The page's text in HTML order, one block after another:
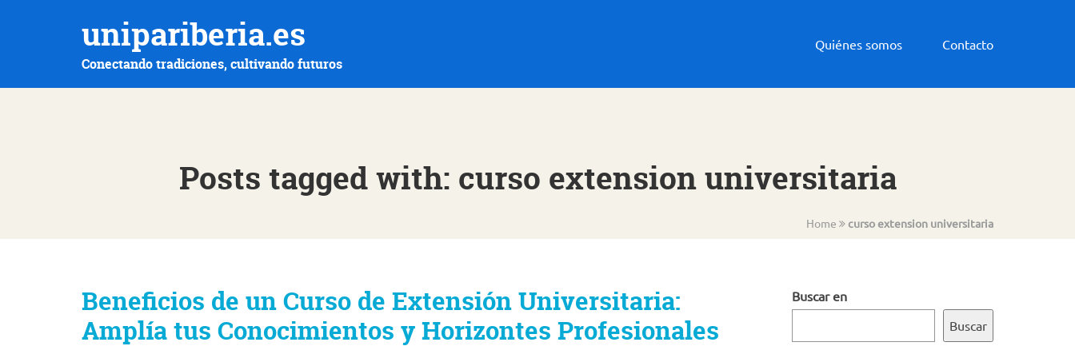
unipariberia.es
Conectando tradiciones, cultivando futuros
Quiénes somos Contacto
Posts tagged with: curso extension universitaria
Home curso extension universitaria
Beneficios de un Curso de Extensión Universitaria:
Amplía tus Conocimientos y Horizontes Profesionales
Buscar en
Buscar